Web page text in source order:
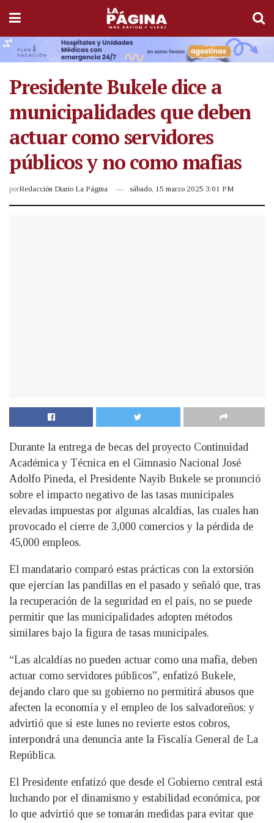
Presidente Bukele dice a
municipalidades que deben
actuar como servidores
públicos y no como mafias
porRedacción Diario La Página sábado, 15 marzo 2025 3:01 PM
Durante la entrega de becas del proyecto Continuidad
Académica y Técnica en el Gimnasio Nacional José
Adolfo Pineda, el Presidente Nayib Bukele se pronunció
sobre el impacto negativo de las tasas municipales
elevadas impuestas por algunas alcaldías, las cuales han
provocado el cierre de 3,000 comercios y la pérdida de
45,000 empleos.
El mandatario comparó estas prácticas con la extorsión
que ejercían las pandillas en el pasado y señaló que, tras
la recuperación de la seguridad en el país, no se puede
permitir que las municipalidades adopten métodos
similares bajo la figura de tasas municipales.
“Las alcaldías no pueden actuar como una mafia, deben
actuar como servidores públicos”, enfatizó Bukele,
dejando claro que su gobierno no permitirá abusos que
afecten la economía y el empleo de los salvadoreños; y
advirtió que si este lunes no revierte estos cobros,
interpondrá una denuncia ante la Fiscalía General de La
República.
El Presidente enfatizó que desde el Gobierno central está
luchando por el dinamismo y estabilidad económica, por
lo que advirtió que se tomarán medidas para evitar que